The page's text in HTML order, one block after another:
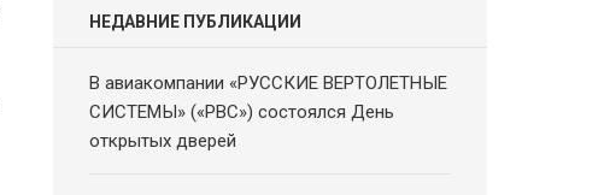
НЕДАВНИЕ ПУБЛИКАЦИИ
В авиакомпании «РУССКИЕ ВЕРТОЛЕТНЫЕ
СИСТЕМЫ» («РВС») состоялся День
открытых дверей